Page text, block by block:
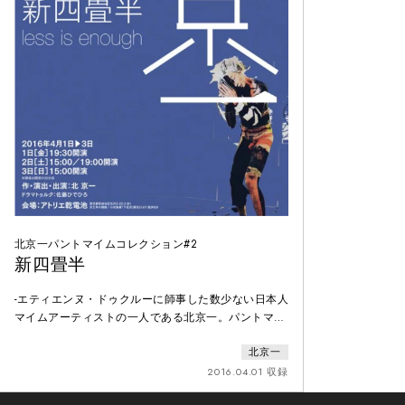
北京一パントマイムコレクション#2
新四畳半
-エティエンヌ・ドゥクルーに師事した数少ない日本人
マイムアーティストの一人である北京一。パントマイ
した。そこにパントマイムの真髄があります。北京一
2016.04.01 収録